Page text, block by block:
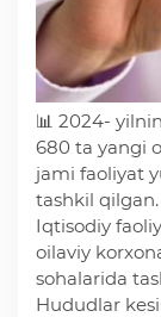
Davlat dasturi
Sayyor qabullar
Aholi
Rasmiy
Deputatlar
📊 2024-
680 ta yangi
jami faoliyat
tashkil qilgan.
Iqtisodiy
oilaviy
sohalarida
Hududlar